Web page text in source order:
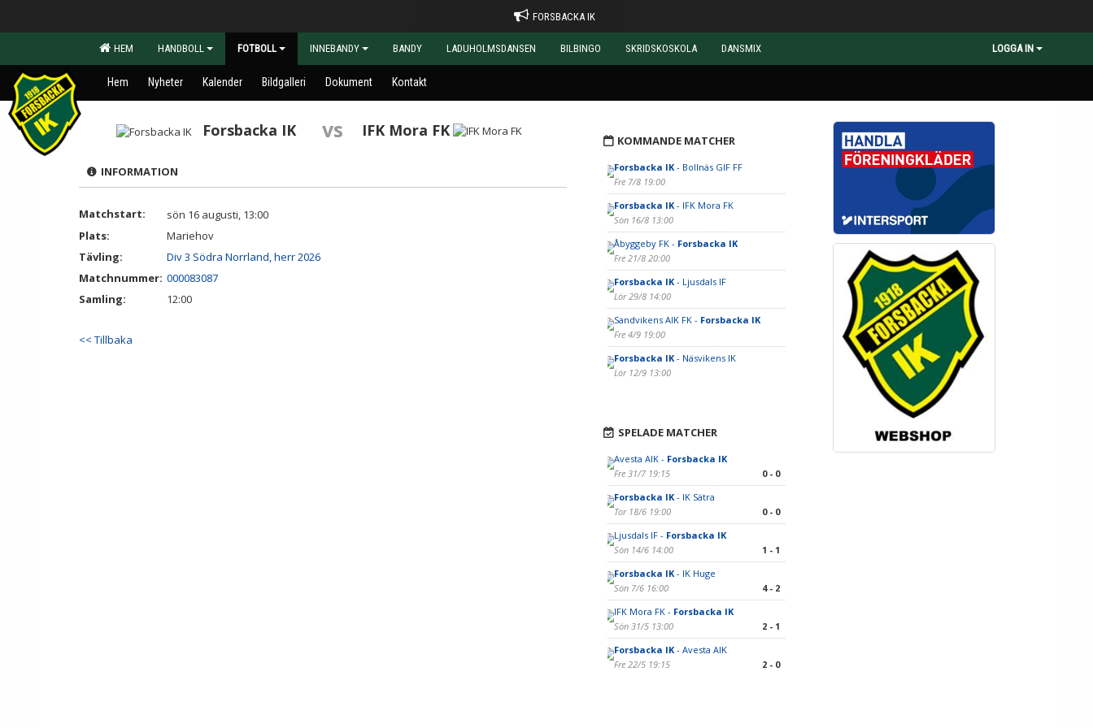
FORSBACKA IK
HEM HANDBOLL FOTBOLL INNEBANDY BANDY LADUHOLMSDANSEN BILBINGO SKRIDSKOSKOLA DANSMIX LOGGA IN
Hem Nyheter Kalender Bildgalleri Dokument Kontakt
Forsbacka IK vs IFK Mora FK
INFORMATION
Matchstart:
sön 16 augusti, 13:00
Plats:
Mariehov
Tävling:
Div 3 Södra Norrland, herr 2026
Matchnummer: 000083087
Samling:
12:00
<< Tillbaka
KOMMANDE MATCHER
Forsbacka IK- Bollnäs GIF FF
Fre 7/8 19:00
Forsbacka IK- IFK Mora FK
Sön 16/8 13:00
Åbyggeby FK - Forsbacka IK
Fre 21/8 20:00
Forsbacka IK- Ljusdals IF
Lör 29/8 14:00
Sandvikens AIK FK - Forsbacka IK
Fre 4/9 19:00
Forsbacka IK- Näsvikens IK
Lör 12/9 13:00
SPELADE MATCHER
Avesta AIK - Forsbacka IK
Fre 31/7 19:15
0 - 0
Forsbacka IK- IK Sätra
Tor 18/6 19:00
0 - 0
Ljusdals IF - Forsbacka IK
Sön 14/6 14:00
1 - 1
Forsbacka IK- IK Huge
Sön 7/6 16:00
4 - 2
IFK Mora FK - Forsbacka IK
Sön 31/5 13:00
2 - 1
Forsbacka IK- Avesta AIK
Fre 22/5 19:15
2 - 0